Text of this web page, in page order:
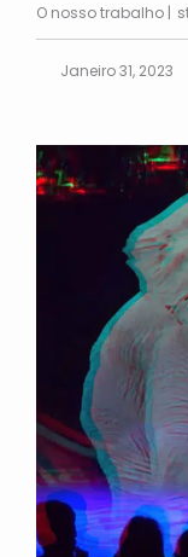
O nosso trabalho
Janeiro 31, 2023